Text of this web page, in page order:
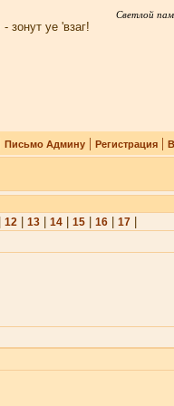
Светлой
уе 'взаг!
Письмо Админу| Регистрация|
12| 13| 14| 15| 16| 17|